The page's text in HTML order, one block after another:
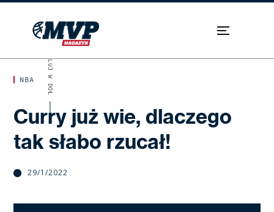
NBA
Curry już wie, dlaczego
tak słabo rzucał!
29/1/2022
SKROLUJ W DÓŁ